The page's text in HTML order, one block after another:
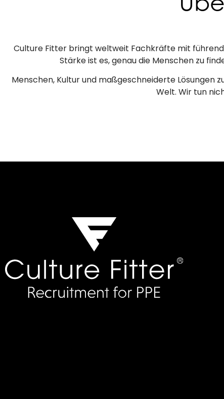
Culture Fitter bringt weltweit Fachkräfte mit
Stärke ist es, genau die Menschen zu
Menschen, Kultur und maßgeschneiderte Lösungen
Welt. Wir tun